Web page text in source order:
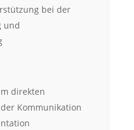
bei der
und
direkten
Kommunikation